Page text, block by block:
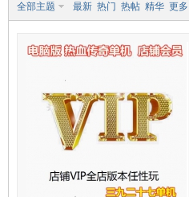
全部主题 最新 热门 热帖 精华 更多